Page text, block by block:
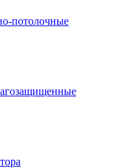
потолочные